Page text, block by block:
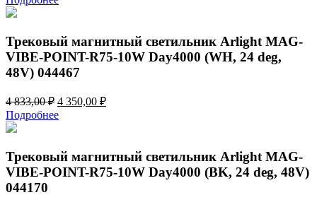
составляла
836,00 ₽.
Трековый магнитный светильник Arlight MAG-
VIBE-POINT-R75-10W Day4000 (WH, 24 deg,
48V) 044467
4 833,00₽ Первоначальная
цена
составляла
833,00 ₽.
4 350,00 ₽Текущая
Подробнее
Трековый магнитный светильник Arlight MAG-
VIBE-POINT-R75-10W Day4000 (BK, 24 deg, 48V)
044170